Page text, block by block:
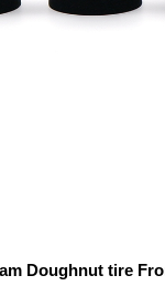
Doughnut tire